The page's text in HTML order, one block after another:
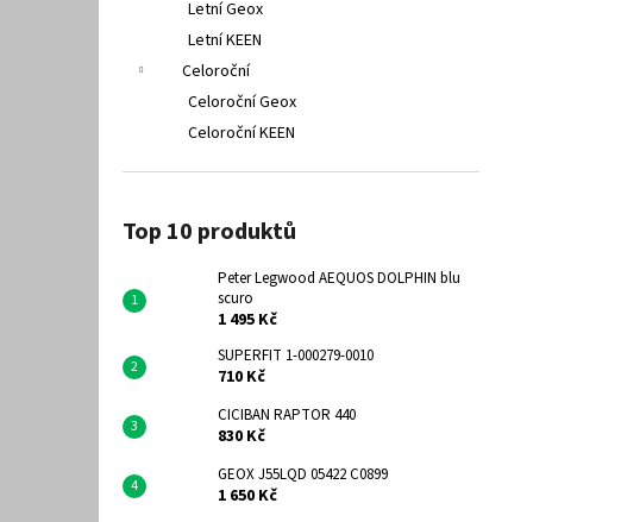
Letní Geox
Letní KEEN
Celoroční
Celoroční Geox
Celoroční KEEN
Top 10 produktů
Peter Legwood AEQUOS DOLPHIN blu
scuro
1 495 Kč
SUPERFIT 1-000279-0010
710 Kč
CICIBAN RAPTOR 440
830 Kč
GEOX J55LQD 05422 C0899
1 650 Kč